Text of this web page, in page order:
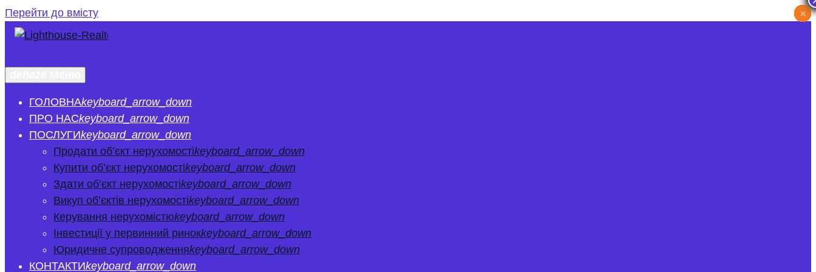
Перейти до вмісту
ГОЛОВНАkeyboard_arrow_down
ПРО НАСkeyboard_arrow_down
ПОСЛУГИkeyboard_arrow_down
Продати об’єкт нерухомостіkeyboard_arrow_down
Купити об’єкт нерухомостіkeyboard_arrow_down
Здати об’єкт нерухомостіkeyboard_arrow_down
Викуп об’єктів нерухомостіkeyboard_arrow_down
Керування нерухомістюkeyboard_arrow_down
Інвестиції у первинний ринокkeyboard_arrow_down
Юридичне супроводженняkeyboard_arrow_down
КОНТАКТИkeyboard_arrow_down
×
×
×
×
×
×
×
×